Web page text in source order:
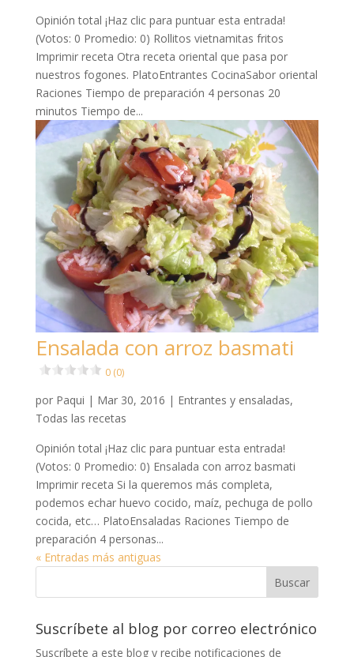
Opinión total ¡Haz clic para puntuar esta entrada!
(Votos: 0 Promedio: 0) Rollitos vietnamitas fritos
Imprimir receta Otra receta oriental que pasa por
nuestros fogones. PlatoEntrantes CocinaSabor oriental
Raciones Tiempo de preparación 4 personas 20
minutos Tiempo de...
Ensalada con arroz basmati
0 (0)
por Paqui | Mar 30, 2016 | Entrantes y ensaladas,
Todas las recetas
Opinión total ¡Haz clic para puntuar esta entrada!
(Votos: 0 Promedio: 0) Ensalada con arroz basmati
Imprimir receta Si la queremos más completa,
podemos echar huevo cocido, maíz, pechuga de pollo
cocida, etc… PlatoEnsaladas Raciones Tiempo de
preparación 4 personas...
« Entradas más antiguas
Suscríbete al blog por correo electrónico
Suscríbete a este blog y recibe notificaciones de